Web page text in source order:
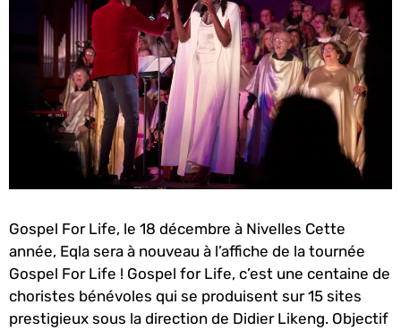
Gospel For Life, le 18 décembre à Nivelles Cette
année, Eqla sera à nouveau à l’affiche de la tournée
Gospel For Life ! Gospel for Life, c’est une centaine de
choristes bénévoles qui se produisent sur 15 sites
prestigieux sous la direction de Didier Likeng. Objectif